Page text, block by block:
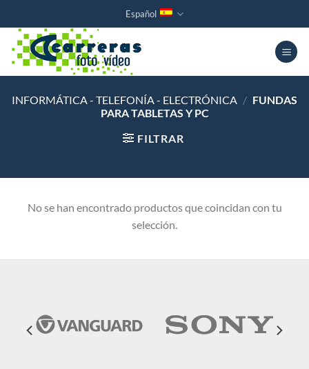
al
contenido
Español
INFORMÁTICA - TELEFONÍA - ELECTRÓNICA / FUNDAS
PARA TABLETAS Y PC
FILTRAR
No se han encontrado productos que coincidan con tu
selección.